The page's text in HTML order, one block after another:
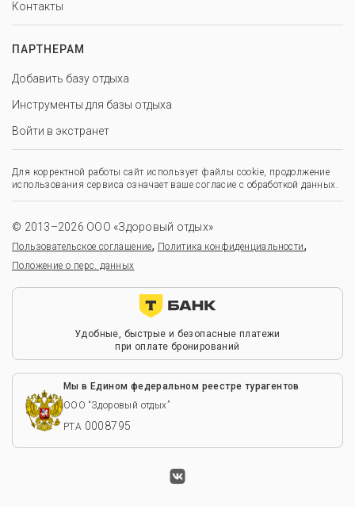
Контакты
ПАРТНЕРАМ
Добавить базу отдыха
Инструменты для базы отдыха
Войти в экстранет
Для корректной работы сайт использует файлы cookie, продолжение
использования сервиса означает ваше согласие с обработкой данных.
© 2013–2026 ООО «Здоровый отдых»
Пользовательское соглашение, Политика конфиденциальности,
Положение о перс. данных
Удобные, быстрые и безопасные платежи
при оплате бронирований
Мы в Едином федеральном реестре турагентов
ООО “Здоровый отдых”
РТА 0008795